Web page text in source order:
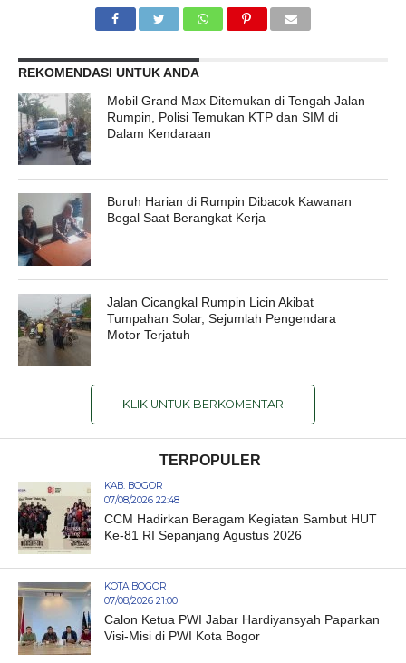
REKOMENDASI UNTUK ANDA
Mobil Grand Max Ditemukan di Tengah Jalan
Rumpin, Polisi Temukan KTP dan SIM di
Dalam Kendaraan
Buruh Harian di Rumpin Dibacok Kawanan
Begal Saat Berangkat Kerja
Jalan Cicangkal Rumpin Licin Akibat
Tumpahan Solar, Sejumlah Pengendara
Motor Terjatuh
KLIK UNTUK BERKOMENTAR
TERPOPULER
KAB. BOGOR
07/08/2026 22:48
CCM Hadirkan Beragam Kegiatan Sambut HUT
Ke-81 RI Sepanjang Agustus 2026
KOTA BOGOR
07/08/2026 21:00
Calon Ketua PWI Jabar Hardiyansyah Paparkan
Visi-Misi di PWI Kota Bogor